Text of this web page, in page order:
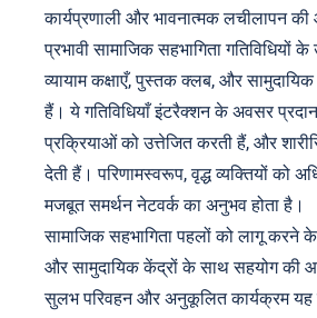
कार्यप्रणाली और भावनात्मक लचीलापन
प्रभावी सामाजिक सहभागिता गतिविधियों
व्यायाम कक्षाएँ, पुस्तक क्लब, और सामुदायिक
हैं। ये गतिविधियाँ इंटरैक्शन के अवसर
प्रक्रियाओं को उत्तेजित करती हैं, और
देती हैं। परिणामस्वरूप, वृद्ध व्यक्तियों को
मजबूत समर्थन नेटवर्क का अनुभव होता है।
सामाजिक सहभागिता पहलों को लागू करने
और सामुदायिक केंद्रों के साथ सहयोग की
सुलभ परिवहन और अनुकूलित कार्यक्रम यह